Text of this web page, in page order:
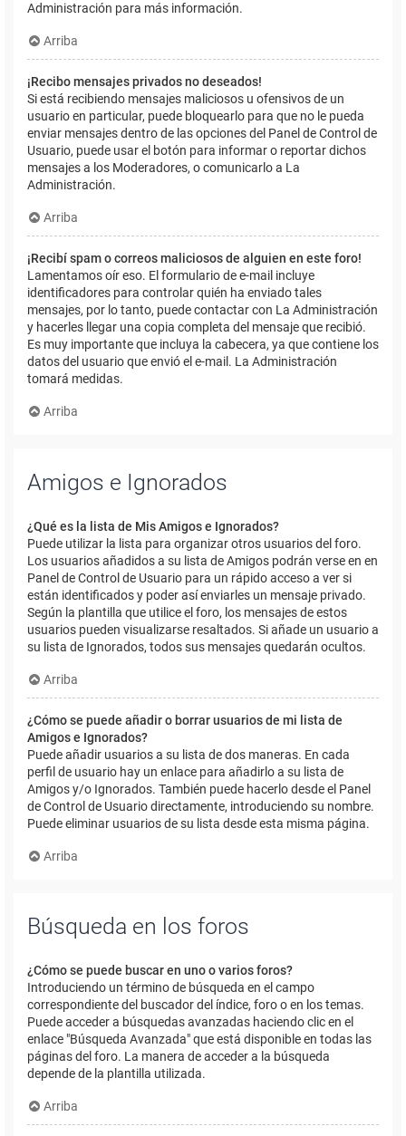
Administración para más información.
Arriba
¡Recibo mensajes privados no deseados!
Si está recibiendo mensajes maliciosos u ofensivos de un
usuario en particular, puede bloquearlo para que no le pueda
enviar mensajes dentro de las opciones del Panel de Control de
Usuario, puede usar el botón para informar o reportar dichos
mensajes a los Moderadores, o comunicarlo a La
Administración.
Arriba
¡Recibí spam o correos maliciosos de alguien en este foro!
Lamentamos oír eso. El formulario de e-mail incluye
identificadores para controlar quién ha enviado tales
mensajes, por lo tanto, puede contactar con La Administración
y hacerles llegar una copia completa del mensaje que recibió.
Es muy importante que incluya la cabecera, ya que contiene los
datos del usuario que envió el e-mail. La Administración
tomará medidas.
Arriba
Amigos e Ignorados
¿Qué es la lista de Mis Amigos e Ignorados?
Puede utilizar la lista para organizar otros usuarios del foro.
Los usuarios añadidos a su lista de Amigos podrán verse en en
Panel de Control de Usuario para un rápido acceso a ver si
están identificados y poder así enviarles un mensaje privado.
Según la plantilla que utilice el foro, los mensajes de estos
usuarios pueden visualizarse resaltados. Si añade un usuario a
su lista de Ignorados, todos sus mensajes quedarán ocultos.
Arriba
¿Cómo se puede añadir o borrar usuarios de mi lista de
Amigos e Ignorados?
Puede añadir usuarios a su lista de dos maneras. En cada
perfil de usuario hay un enlace para añadirlo a su lista de
Amigos y/o Ignorados. También puede hacerlo desde el Panel
de Control de Usuario directamente, introduciendo su nombre.
Puede eliminar usuarios de su lista desde esta misma página.
Arriba
Búsqueda en los foros
¿Cómo se puede buscar en uno o varios foros?
Introduciendo un término de búsqueda en el campo
correspondiente del buscador del índice, foro o en los temas.
Puede acceder a búsquedas avanzadas haciendo clic en el
enlace "Búsqueda Avanzada" que está disponible en todas las
páginas del foro. La manera de acceder a la búsqueda
depende de la plantilla utilizada.
Arriba